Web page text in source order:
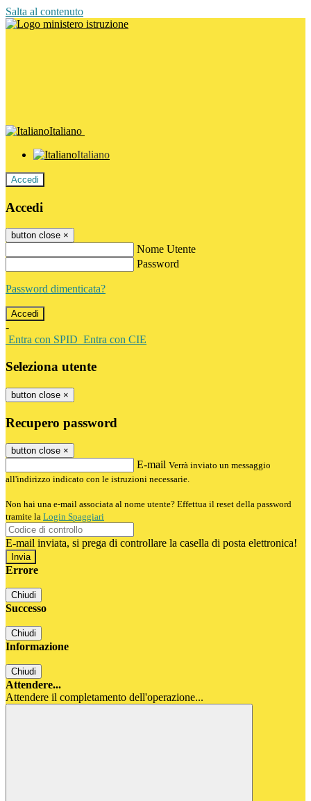
Salta al contenuto
Italiano
Italiano
Accedi
Accedi
button close ×
Nome Utente
Password
Password dimenticata?
-
Entra con SPID Entra con CIE
Seleziona utente
button close ×
Recupero password
button close ×
E-mail Verrà inviato un messaggio
all'indirizzo indicato con le istruzioni necessarie.
Non hai una e-mail associata al nome utente? Effettua il reset della password
tramite la Login Spaggiari
E-mail inviata, si prega di controllare la casella di posta elettronica!
Errore
Chiudi
Successo
Chiudi
Informazione
Chiudi
Attendere...
Attendere il completamento dell'operazione...